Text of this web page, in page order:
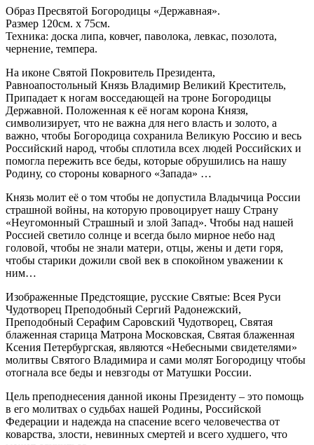
Образ Пресвятой Богородицы «Державная».
Размер 120см. х 75см.
Техника: доска липа, ковчег, паволока, левкас, позолота,
чернение, темпера.
На иконе Святой Покровитель Президента,
Равноапостольный Князь Владимир Великий Креститель,
Припадает к ногам восседающей на троне Богородицы
Державной. Положенная к её ногам корона Князя,
символизирует, что не важна для него власть и золото, а
важно, чтобы Богородица сохранила Великую Россию и весь
Российский народ, чтобы сплотила всех людей Российских и
помогла пережить все беды, которые обрушились на нашу
Родину, со стороны коварного «Запада» …
Князь молит её о том чтобы не допустила Владычица России
страшной войны, на которую провоцирует нашу Страну
«Неугомонный Страшный и злой Запад». Чтобы над нашей
Россией светило солнце и всегда было мирное небо над
головой, чтобы не знали матери, отцы, жены и дети горя,
чтобы старики дожили свой век в спокойном уважении к
ним…
Изображенные Предстоящие, русские Святые: Всея Руси
Чудотворец Преподобный Сергий Радонежский,
Преподобный Серафим Саровский Чудотворец, Святая
блаженная старица Матрона Московская, Святая блаженная
Ксения Петербургская, являются «Небесными свидетелями»
молитвы Святого Владимира и сами молят Богородицу чтобы
отогнала все беды и невзгоды от Матушки России.
Цель преподнесения данной иконы Президенту – это помощь
в его молитвах о судьбах нашей Родины, Российской
Федерации и надежда на спасение всего человечества от
коварства, злости, невинных смертей и всего худшего, что